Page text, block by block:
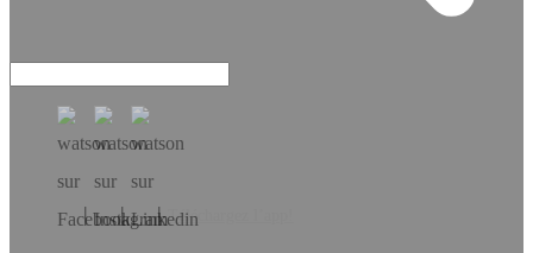
Téléchargez l’app!